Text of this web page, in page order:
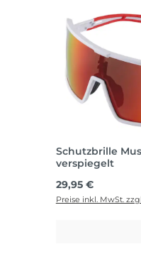
Schutzbrille
verspiegelt
Regulärer Preis:
29,95 €
Preise inkl. MwSt.